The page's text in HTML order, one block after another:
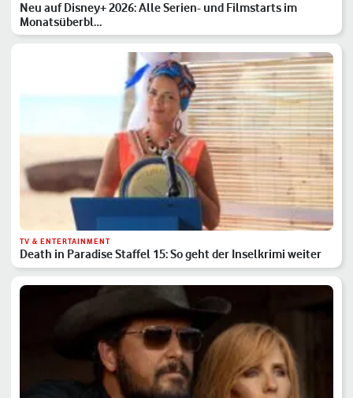
Neu auf Disney+ 2026: Alle Serien- und Filmstarts im
Monatsüberbl…
TV & ENTERTAINMENT
Death in Paradise Staffel 15: So geht der Inselkrimi weiter